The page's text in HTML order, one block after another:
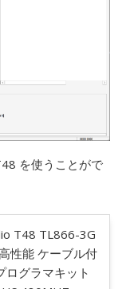
を使うことがで
T48 TL866-3G
性能 ケーブル付
ログラマキット